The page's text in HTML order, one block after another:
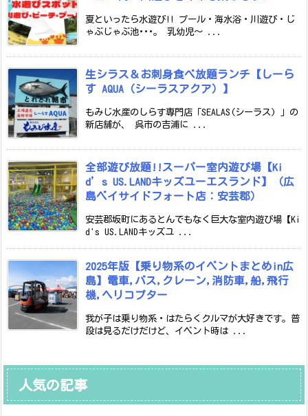
夏といったら水遊び!! プール・海水浴・川遊び・じ
ゃぶじゃぶ池･･･。 乳幼児～ ...
生シラス＆お刺身食べ放題ランチ【しーら
す AQUA（シーラスアクア）】
もみじ水産のしらす専門店「SEALAS(シーラス) 」の
新店舗が、 呉市の吉浦に ...
全部遊び放題!!スーパー室内遊び場【Ki
d’s US.LANDキッズユーエスランド】（広
島ベイサイドフォート店：安芸郡）
安芸郡坂町にあるとんでもなく巨大な室内遊び場【Ki
d's US.LANDキッズユ ...
2025年版【乗り物系のイベントまとめin広
島】電車,バス,クレーン,消防車,船,飛行
機,ヘリコプター
我が子は乗り物系・はたらくクルマが大好きです。普
段は見るだけだけど、イベント時は ...
人気の記事